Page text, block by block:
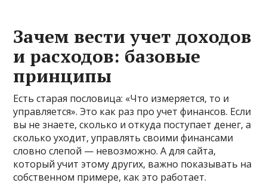
Зачем вести учет доходов
и расходов: базовые
принципы
Есть старая пословица: «Что измеряется, то и
управляется». Это как раз про учет финансов. Если
вы не знаете, сколько и откуда поступает денег, а
сколько уходит, управлять своими финансами
словно слепой — невозможно. А для сайта,
который учит этому других, важно показывать на
собственном примере, как это работает.